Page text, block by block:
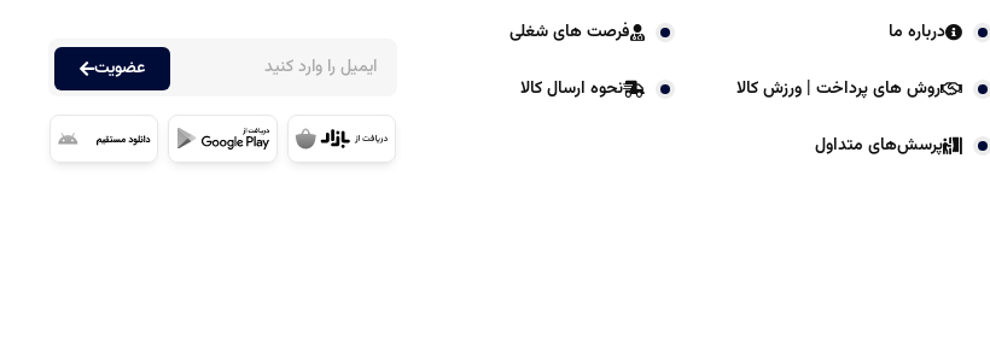
درباره ما فرصت های شغلی
روش های پرداخت | ورزش کالا نحوه ارسال کالا
پرسش‌های متداول
عضویت